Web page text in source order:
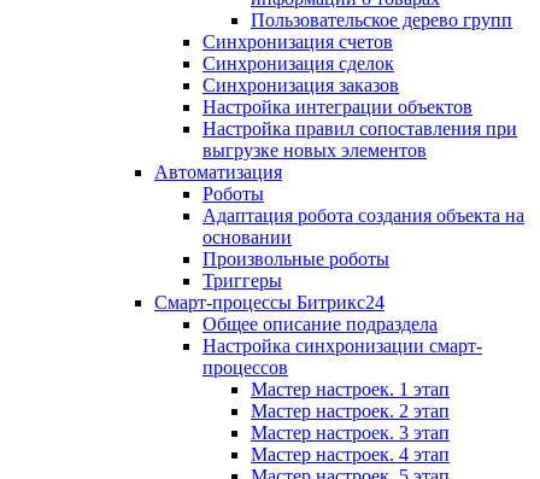
Пользовательское дерево групп
Синхронизация счетов
Синхронизация сделок
Синхронизация заказов
Настройка интеграции объектов
Настройка правил сопоставления при
выгрузке новых элементов
Автоматизация
Роботы
Адаптация робота создания объекта на
основании
Произвольные роботы
Триггеры
Смарт-процессы Битрикс24
Общее описание подраздела
Настройка синхронизации смарт-
процессов
Мастер настроек. 1 этап
Мастер настроек. 2 этап
Мастер настроек. 3 этап
Мастер настроек. 4 этап